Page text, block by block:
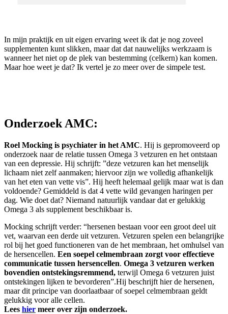
In mijn praktijk en uit eigen ervaring weet ik dat je nog zoveel
supplementen kunt slikken, maar dat dat nauwelijks werkzaam is
wanneer het niet op de plek van bestemming (celkern) kan komen.
Maar hoe weet je dat? Ik vertel je zo meer over de simpele test.
Onderzoek AMC:
Roel Mocking is psychiater in het AMC. Hij is gepromoveerd op
onderzoek naar de relatie tussen Omega 3 vetzuren en het ontstaan
van een depressie. Hij schrijft: ”deze vetzuren kan het menselijk
lichaam niet zelf aanmaken; hiervoor zijn we volledig afhankelijk
van het eten van vette vis”. Hij heeft helemaal gelijk maar wat is dan
voldoende? Gemiddeld is dat 4 vette wild gevangen haringen per
dag. Wie doet dat? Niemand natuurlijk vandaar dat er gelukkig
Omega 3 als supplement beschikbaar is.
Mocking schrijft verder: “hersenen bestaan voor een groot deel uit
vet, waarvan een derde uit vetzuren. Vetzuren spelen een belangrijke
rol bij het goed functioneren van de het membraan, het omhulsel van
de hersencellen. Een soepel celmembraan zorgt voor effectieve
communicatie tussen hersencellen. Omega 3 vetzuren werken
bovendien ontstekingsremmend, terwijl Omega 6 vetzuren juist
ontstekingen lijken te bevorderen”.Hij beschrijft hier de hersenen,
maar dit principe van doorlaatbaar of soepel celmembraan geldt
gelukkig voor alle cellen.
Lees hier meer over zijn onderzoek.